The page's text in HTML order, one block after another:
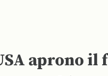
aprono il